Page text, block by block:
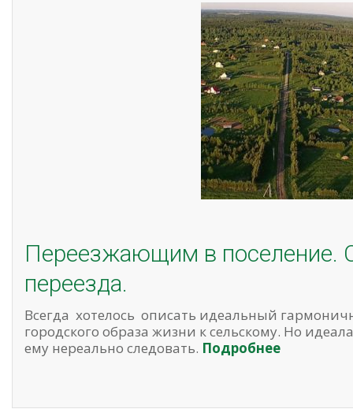
Переезжающим в поселение.
переезда.
Всегда хотелось описать идеальный
городского образа жизни к сельскому. Но
ему нереально следовать. Подробнее